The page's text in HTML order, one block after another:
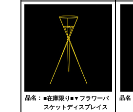
品名： ■在庫限り■▼フラワーバ
スケットディスプレイス
品名